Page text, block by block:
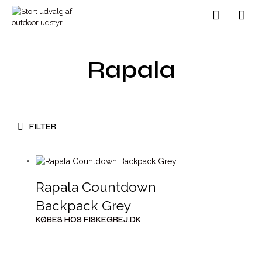
Rapala
FILTER
Rapala Countdown
Backpack Grey
KØBES HOS FISKEGREJ.DK